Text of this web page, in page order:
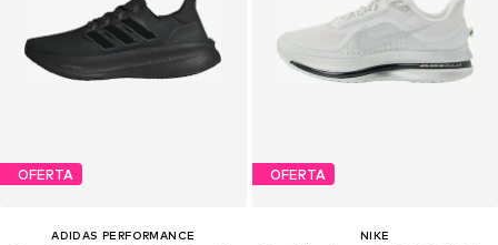
OFERTA
ADIDAS PERFORMANCE
OFERTA
NIKE